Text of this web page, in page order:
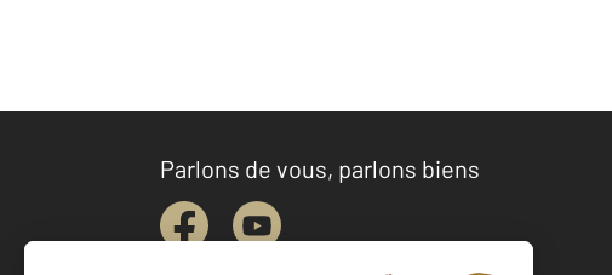
Parlons de vous, parlons biens